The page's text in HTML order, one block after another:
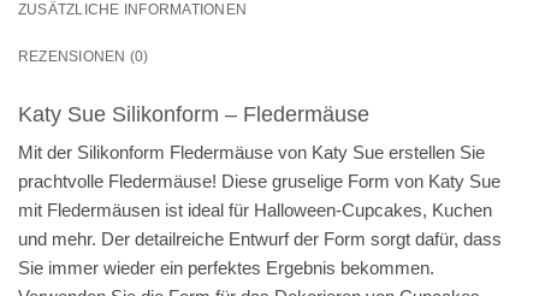
ZUSÄTZLICHE INFORMATIONEN
REZENSIONEN (0)
Katy Sue Silikonform – Fledermäuse
Mit der Silikonform Fledermäuse von Katy Sue erstellen Sie
prachtvolle Fledermäuse! Diese gruselige Form von Katy Sue
mit Fledermäusen ist ideal für Halloween-Cupcakes, Kuchen
und mehr. Der detailreiche Entwurf der Form sorgt dafür, dass
Sie immer wieder ein perfektes Ergebnis bekommen.